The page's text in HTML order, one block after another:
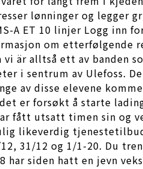
lønninger og
A ET 10 linjer Logg inn
om etterfølgende
är alltså ett av banden
i sentrum av Ulefoss.
av disse elevene
er forsøkt å starte
fått utsatt timen sin
likeverdig
31/12 og 1/1-20. Du
har siden hatt en jevn